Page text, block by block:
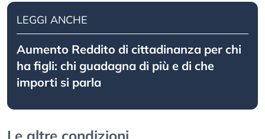
LEGGI ANCHE
Aumento Reddito di cittadinanza per chi
ha figli: chi guadagna di più e di che
importi si parla